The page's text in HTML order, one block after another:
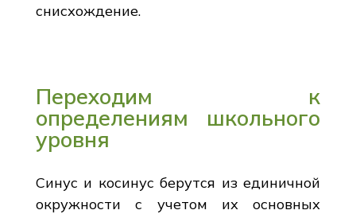
снисхождение.
Переходим к
определениям школьного
уровня
Синус и косинус берутся из единичной
окружности с учетом их основных